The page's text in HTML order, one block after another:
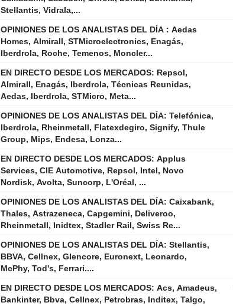
Stellantis, Vidrala,...
OPINIONES DE LOS ANALISTAS DEL DÍA : Aedas
Homes, Almirall, STMicroelectronics, Enagás,
Iberdrola, Roche, Temenos, Moncler...
EN DIRECTO DESDE LOS MERCADOS: Repsol,
Almirall, Enagás, Iberdrola, Técnicas Reunidas,
Aedas, Iberdrola, STMicro, Meta...
OPINIONES DE LOS ANALISTAS DEL DÍA: Telefónica,
Iberdrola, Rheinmetall, Flatexdegiro, Signify, Thule
Group, Mips, Endesa, Lonza...
EN DIRECTO DESDE LOS MERCADOS: Applus
Services, CIE Automotive, Repsol, Intel, Novo
Nordisk, Avolta, Suncorp, L'Oréal, ...
OPINIONES DE LOS ANALISTAS DEL DÍA: Caixabank,
Thales, Astrazeneca, Capgemini, Deliveroo,
Rheinmetall, Inidtex, Stadler Rail, Swiss Re...
OPINIONES DE LOS ANALISTAS DEL DÍA: Stellantis,
BBVA, Cellnex, Glencore, Euronext, Leonardo,
McPhy, Tod's, Ferrari....
EN DIRECTO DESDE LOS MERCADOS: Acs, Amadeus,
Bankinter, Bbva, Cellnex, Petrobras, Inditex, Talgo,